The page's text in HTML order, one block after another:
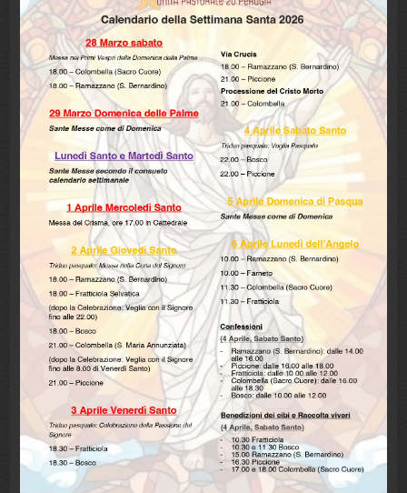
Dicembre 2025(1)
Settembre 2025(4)
Maggio 2025(1)
Aprile 2025(1)
Maggio 2024(1)
Marzo 2024(1)
Febbraio 2024 (1)
Dicembre 2023(1)
Ottobre 2023(1)
Maggio 2023(1)
Marzo 2023(1)
Febbraio 2023(3)
Dicembre 2022(4)